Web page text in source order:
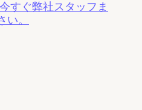
すぐ弊社スタッフま
い。